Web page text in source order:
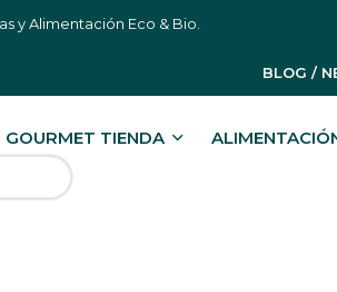
y Alimentación Eco & Bio.
BLOG /
GOURMET TIENDA